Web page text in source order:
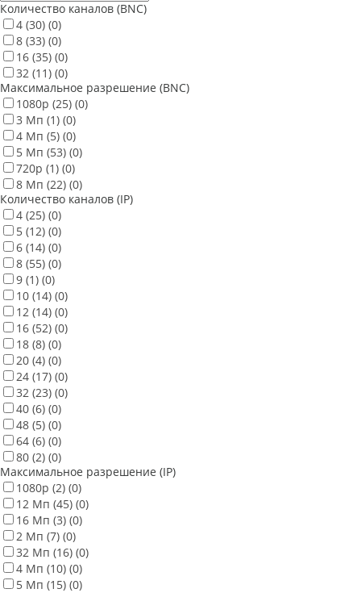
Количество каналов (BNC)
4 (30) (0)
8 (33) (0)
16 (35) (0)
32 (11) (0)
Максимальное разрешение (BNC)
1080p (25) (0)
3 Мп (1) (0)
4 Мп (5) (0)
5 Мп (53) (0)
720p (1) (0)
8 Мп (22) (0)
Количество каналов (IP)
4 (25) (0)
5 (12) (0)
6 (14) (0)
8 (55) (0)
9 (1) (0)
10 (14) (0)
12 (14) (0)
16 (52) (0)
18 (8) (0)
20 (4) (0)
24 (17) (0)
32 (23) (0)
40 (6) (0)
48 (5) (0)
64 (6) (0)
80 (2) (0)
Максимальное разрешение (IP)
1080p (2) (0)
12 Мп (45) (0)
16 Мп (3) (0)
2 Мп (7) (0)
32 Мп (16) (0)
4 Мп (10) (0)
5 Мп (15) (0)